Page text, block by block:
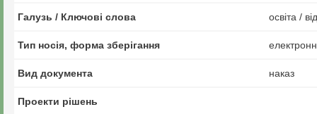
Галузь / Ключові слова освіта /
Тип носія, форма зберігання
Вид документа наказ
Проекти рішень